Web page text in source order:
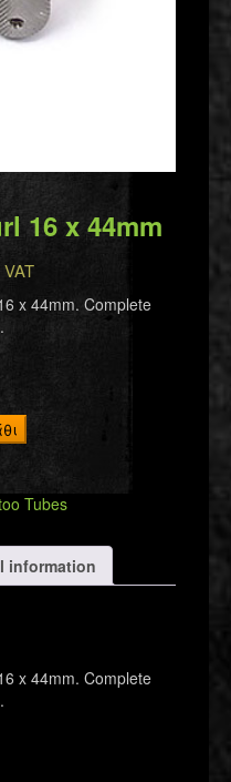
16 x 44mm
x 44mm. Complete
Tubes
information
x 44mm. Complete